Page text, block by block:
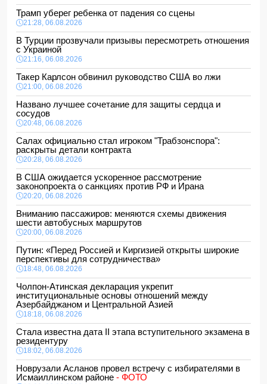
Трамп уберег ребенка от падения со сцены
21:28, 06.08.2026
В Турции прозвучали призывы пересмотреть отношения
с Украиной
21:16, 06.08.2026
Такер Карлсон обвинил руководство США во лжи
21:00, 06.08.2026
Названо лучшее сочетание для защиты сердца и
сосудов
20:48, 06.08.2026
Салах официально стал игроком "Трабзонспора":
раскрыты детали контракта
20:28, 06.08.2026
В США ожидается ускоренное рассмотрение
законопроекта о санкциях против РФ и Ирана
20:20, 06.08.2026
Вниманию пассажиров: меняются схемы движения
шести автобусных маршрутов
20:00, 06.08.2026
Путин: «Перед Россией и Киргизией открыты широкие
перспективы для сотрудничества»
18:48, 06.08.2026
Чолпон-Атинская декларация укрепит
институциональные основы отношений между
Азербайджаном и Центральной Азией
18:18, 06.08.2026
Стала известна дата II этапа вступительного экзамена в
резидентуру
18:02, 06.08.2026
Новрузали Асланов провел встречу с избирателями в
Исмаиллинском районе - ФОТО